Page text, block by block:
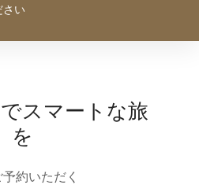
さい
スマートな旅
を
約いただく